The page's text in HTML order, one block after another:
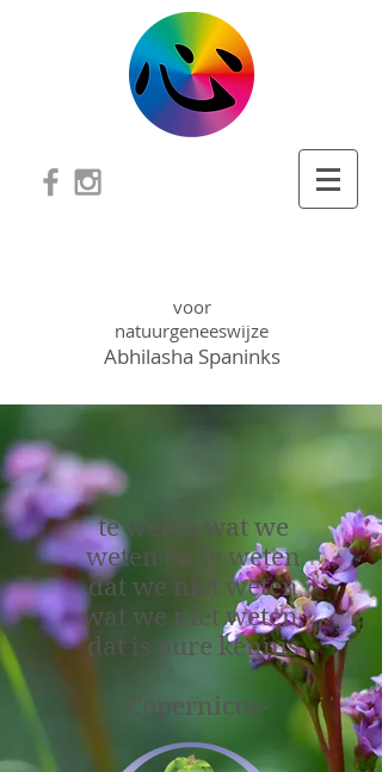
voor
natuurgeneeswijze
Abhilasha Spaninks
te weten wat we
weten en te weten
dat we niet weten
wat we niet weten,
dat is pure kennis
-Copernicus-